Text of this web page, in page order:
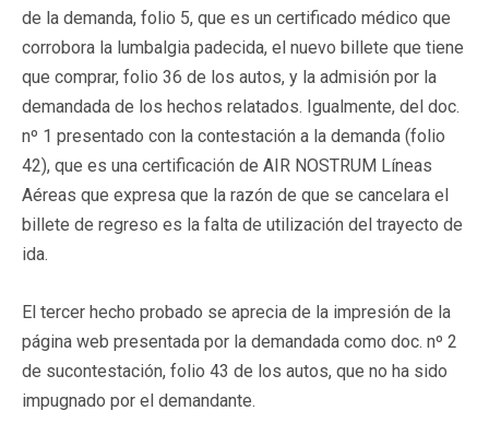
de la demanda, folio 5, que es un certificado médico que
corrobora la lumbalgia padecida, el nuevo billete que tiene
que comprar, folio 36 de los autos, y la admisión por la
demandada de los hechos relatados. Igualmente, del doc.
nº 1 presentado con la contestación a la demanda (folio
42), que es una certificación de AIR NOSTRUM Líneas
Aéreas que expresa que la razón de que se cancelara el
billete de regreso es la falta de utilización del trayecto de
ida.
El tercer hecho probado se aprecia de la impresión de la
página web presentada por la demandada como doc. nº 2
de sucontestación, folio 43 de los autos, que no ha sido
impugnado por el demandante.